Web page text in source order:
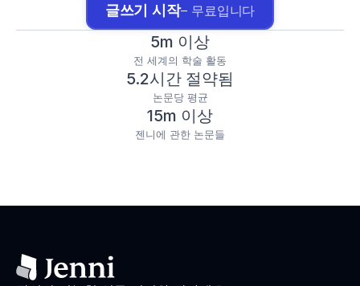
글쓰기 시작– 무료입니다
5m 이상
전 세계의 학술 활동
5.2시간 절약됨
논문당 평균
15m 이상
젠니에 관한 논문들